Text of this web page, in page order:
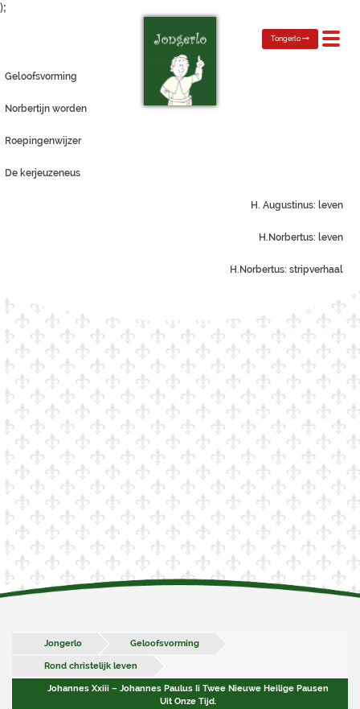
);
Toggle
Tongerlo
Geloofsvorming
Norbertijn worden
Roepingenwijzer
De kerjeuzeneus
H. Augustinus: leven
H.Norbertus: leven
H.Norbertus: stripverhaal
Jongerlo Geloofsvorming
Rond christelijk leven
Johannes Xxiii – Johannes Paulus Ii Twee Nieuwe Heilige Pausen
Uit Onze Tijd.